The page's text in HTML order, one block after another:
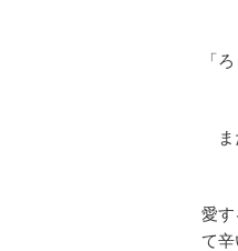
「
ま
愛
て辛